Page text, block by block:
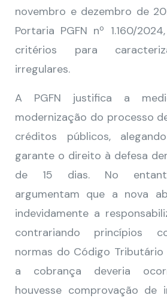
novembro e dezembro de
Portaria PGFN nº 1.160/
critérios para
irregulares.
A PGFN justifica a
modernização do processo
créditos públicos,
garante o direito à defesa
de 15 dias. No
argumentam que a nova
indevidamente a
contrariando princípios
normas do Código Tributário
a cobrança deveria
houvesse comprovação de